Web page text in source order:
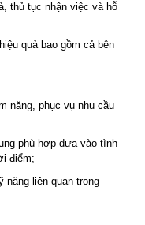
thủ tục nhận việc và hỗ
quả bao gồm cả bên
phục vụ nhu cầu
phù hợp dựa vào tình
điểm;
liên quan trong